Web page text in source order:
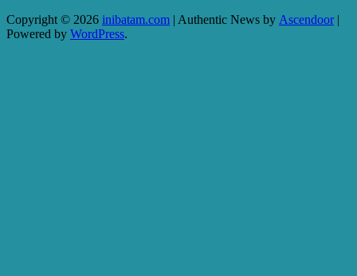
Copyright © 2026 inibatam.com | Authentic News by Ascendoor|
Powered by WordPress.